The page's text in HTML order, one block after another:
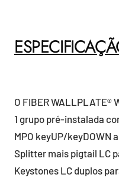
O FIBER WALLPLATE®
1 grupo pré-instalada
MPO keyUP/keyDOWN
Splitter mais pigtail LC
Keystones LC duplos